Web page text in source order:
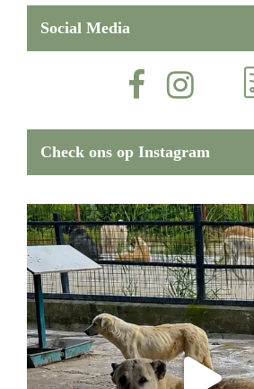
Social Media
Check ons op Instagram